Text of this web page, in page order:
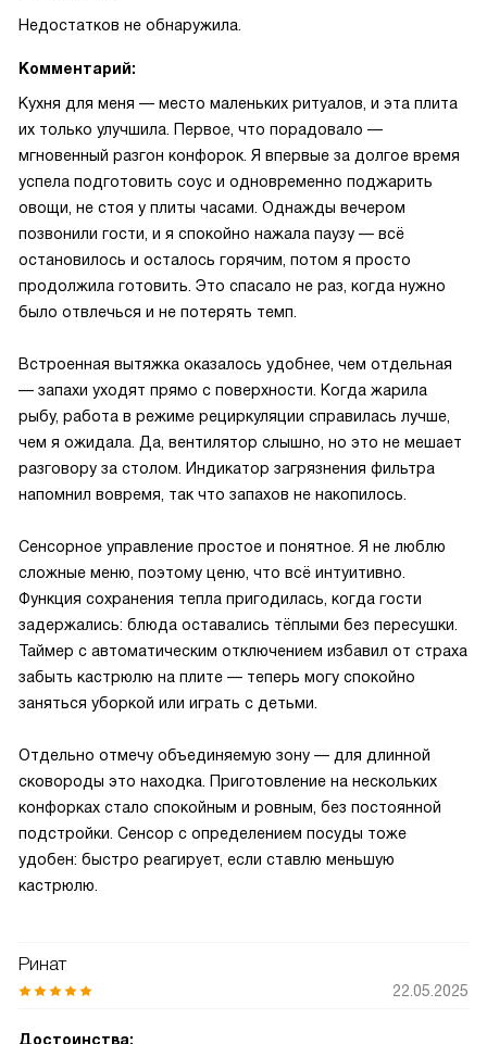
Недостатков не обнаружила.
Комментарий:
Кухня для меня — место маленьких ритуалов, и эта плита
их только улучшила. Первое, что порадовало —
мгновенный разгон конфорок. Я впервые за долгое время
успела подготовить соус и одновременно поджарить
овощи, не стоя у плиты часами. Однажды вечером
позвонили гости, и я спокойно нажала паузу — всё
остановилось и осталось горячим, потом я просто
продолжила готовить. Это спасало не раз, когда нужно
было отвлечься и не потерять темп.
Встроенная вытяжка оказалось удобнее, чем отдельная
— запахи уходят прямо с поверхности. Когда жарила
рыбу, работа в режиме рециркуляции справилась лучше,
чем я ожидала. Да, вентилятор слышно, но это не мешает
разговору за столом. Индикатор загрязнения фильтра
напомнил вовремя, так что запахов не накопилось.
Сенсорное управление простое и понятное. Я не люблю
сложные меню, поэтому ценю, что всё интуитивно.
Функция сохранения тепла пригодилась, когда гости
задержались: блюда оставались тёплыми без пересушки.
Таймер с автоматическим отключением избавил от страха
забыть кастрюлю на плите — теперь могу спокойно
заняться уборкой или играть с детьми.
Отдельно отмечу объединяемую зону — для длинной
сковороды это находка. Приготовление на нескольких
конфорках стало спокойным и ровным, без постоянной
подстройки. Сенсор с определением посуды тоже
удобен: быстро реагирует, если ставлю меньшую
кастрюлю.
Ринат
22.05.2025
Достоинства: